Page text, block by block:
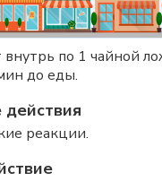
по 1 чайной
до еды.
реакции.